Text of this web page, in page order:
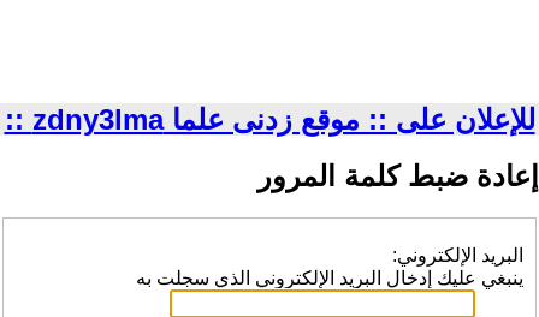
للإعلان على :: موقع زدنى علما zdny3lma ::
إعادة ضبط كلمة المرور
البريد الإلكتروني:
ينبغي عليك إدخال البريد الإلكتروني الذي سجلت به